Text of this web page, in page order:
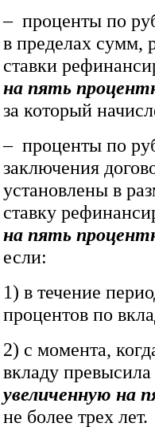
– проценты по
в пределах сумм,
ставки
на пять
за который
– проценты по
заключения
установлены в
ставку
на пять
если:
1) в течение
процентов по
2) с момента,
вкладу
увеличенную на
не более трех лет.